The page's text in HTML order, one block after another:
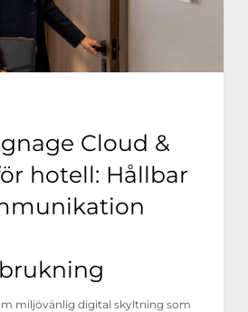
Cloud &
hotell: Hållbar
miljövänlig digital skyltning som